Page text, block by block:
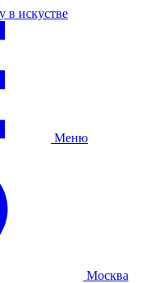
в искустве
Меню
Москва